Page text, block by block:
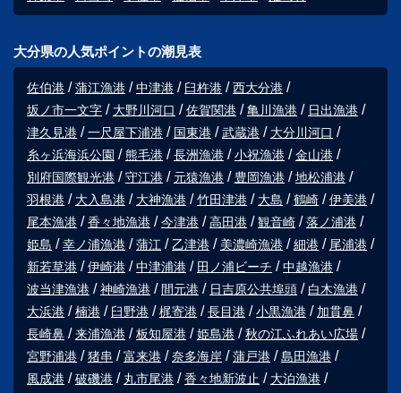
大分県の人気ポイントの潮見表
佐伯港 蒲江漁港 中津港 臼杵港
西大分港
坂ノ市一文字
大野川河口 佐賀関港 亀川漁港
日出漁港
津久見港
一尺屋下浦港 国東港 武蔵港
大分川河口
糸ヶ浜海浜公園
熊毛港 長洲漁港 小祝漁港
金山港
別府国際観光港
守江港 元猿漁港 豊岡漁港
地松浦港
羽根港
大入島港 大神漁港 竹田津港 大島 鶴崎
伊美港
尾本漁港
香々地漁港 今津港 高田港 観音崎
落ノ浦港
姫島
幸ノ浦漁港 蒲江 乙津港 美濃崎漁港 細港
尾浦港
新若草港
伊崎港 中津浦港 田ノ浦ビーチ
中越漁港
波当津漁港
神崎漁港 間元港 日吉原公共埠頭
白木漁港
大浜港
楠港 臼野港 梶寄港 長目港 小黒漁港
加貫鼻
長崎鼻
来浦漁港 板知屋港 姫島港
秋の江ふれあい広場
宮野浦港
猪串 富来港 奈多海岸 蒲戸港
島田漁港
風成港
破磯港 丸市尾港 香々地新波止
大泊漁港